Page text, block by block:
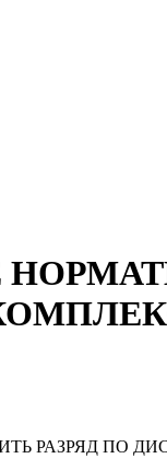
РАЗРЯД ПО